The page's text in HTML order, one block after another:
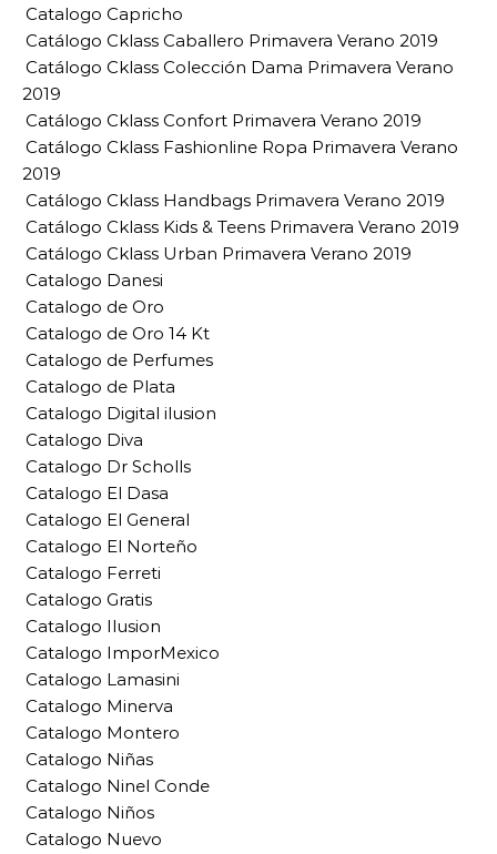
Catalogo Capricho
Catálogo Cklass Caballero Primavera Verano 2019
Catálogo Cklass Colección Dama Primavera Verano
2019
Catálogo Cklass Confort Primavera Verano 2019
Catálogo Cklass Fashionline Ropa Primavera Verano
2019
Catálogo Cklass Handbags Primavera Verano 2019
Catálogo Cklass Kids & Teens Primavera Verano 2019
Catálogo Cklass Urban Primavera Verano 2019
Catalogo Danesi
Catalogo de Oro
Catalogo de Oro 14 Kt
Catalogo de Perfumes
Catalogo de Plata
Catalogo Digital ilusion
Catalogo Diva
Catalogo Dr Scholls
Catalogo El Dasa
Catalogo El General
Catalogo El Norteño
Catalogo Ferreti
Catalogo Gratis
Catalogo Ilusion
Catalogo ImporMexico
Catalogo Lamasini
Catalogo Minerva
Catalogo Montero
Catalogo Niñas
Catalogo Ninel Conde
Catalogo Niños
Catalogo Nuevo